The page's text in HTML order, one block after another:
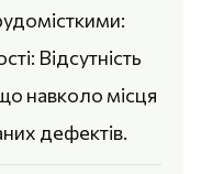
Відсутність
навколо місця
дефектів.